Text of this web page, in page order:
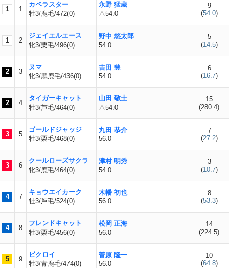
1 1
カペラスター
牡3/鹿毛/472(0)
永野 猛蔵
△54.0
9
(54.0)
1 2
ジェイエルエース
牝3/栗毛/496(0)
野中 悠太郎
54.0
5
(14.5)
2 3
ヌマ
牝3/黒鹿毛/436(0)
吉田 豊
54.0
6
(16.7)
2 4
タイガーキャット
牡3/芦毛/464(0)
山田 敬士
△54.0
15
(280.4)
3 5
ゴールドジャッジ
牡3/栗毛/468(0)
丸田 恭介
56.0
7
(27.2)
3 6
クールローズサクラ
牝3/鹿毛/464(0)
津村 明秀
54.0
3
(10.7)
4 7
キョウエイカーク
牡3/芦毛/524(0)
木幡 初也
56.0
8
(53.3)
4 8
フレンドキャット
牡3/栗毛/456(0)
松岡 正海
56.0
14
(224.5)
5 9
ビクロイ
牡3/青鹿毛/474(0)
菅原 隆一
56.0
10
(64.8)